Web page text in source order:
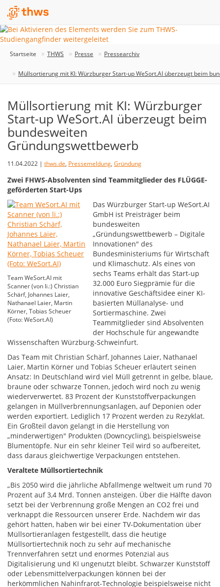
Startseite THWS Presse Pressearchiv
Müllsortierung mit KI: Würzburger Start-up WeSort.AI überzeugt beim
Müllsortierung mit KI: Würzburger
Start-up WeSort.AI überzeugt beim
bundesweiten
Gründungswettbewerb
11.04.2022 | thws.de, Pressemeldung, Gründung
Zwei FHWS-Absolventen sind Teammitglieder des FLÜGGE-
geförderten Start-Ups
Team WeSort.AI mit
Scanner (von li.:) Christian
Schärf, Johannes Laier,
Nathanael Laier, Martin
Körner, Tobias Scheuer
(Foto: WeSort.AI)
Das Würzburger Start-up WeSort.AI
GmbH ist Preisträger beim
bundesweiten
„Gründungswettbewerb – Digitale
Innovationen" des
Bundesministeriums für Wirtschaft
und Klimaschutz. Als eines von
sechs Teams erhält das Start-up
32.000 Euro Siegprämie für die
innovative Geschäftsidee einer KI-
basierten Müllanalyse- und
Sortiermaschine. Zwei
Teammitglieder sind Absolventen
der Hochschule für angewandte
Wissenschaften Würzburg-Schweinfurt.
Das Team mit Christian Schärf, Johannes Laier, Nathanael
Laier, Martin Körner und Tobias Scheuer erläutert seinen
Ansatz: In Deutschland wird viel Müll getrennt in gelbe, blaue,
braune oder schwarze Tonnen, jedoch wird noch zu wenig
wiederverwertet. 83 Prozent der Kunststoffverpackungen
gelangen in Müllverbrennungsanlagen, auf Deponien oder
werden exportiert. Lediglich 17 Prozent werden zu Rezyklat.
Ein Großteil davon gelangt in die Herstellung von
„minderwertigen" Produkten (Downcycling), beispielsweise
Blumentöpfe. Nur ein sehr kleiner Teil wird so aufbereitet,
dass daraus gleichwertige Verpackungen entstehen.
Veraltete Müllsortiertechnik
„Bis 2050 wird die jährliche Abfallmenge weltweit um rund 70
Prozent auf 3,4 Mrd. Tonnen ansteigen. Über die Hälfte davon
setzt bei der Verbrennung große Mengen an CO2 frei und
verknappt die Ressourcen unserer Erde. Nachdem wir das
gehört hatten, haben wir bei einer TV-Dokumentation über
Müllsortieranlagen festgestellt, dass die heutige
Müllsortiertechnik noch zu sehr auf mechanische
Trennverfahren setzt und enormes Potenzial aus
Digitalisierung und KI ungenutzt bleibt. Schwarzer Kunststoff
oder Lebensmittelverpackungen können bei der
herkömmlichen Nahinfrarot-Technologie beispielsweise nicht